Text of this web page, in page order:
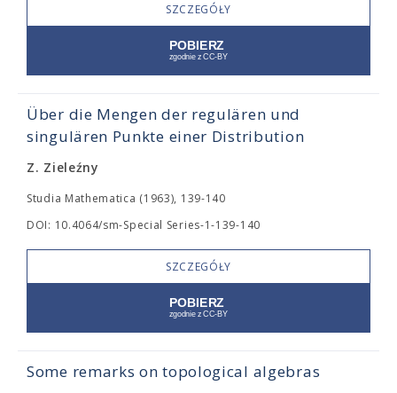
SZCZEGÓŁY
Über die Mengen der regulären und
singulären Punkte einer Distribution
Z. Zieleźny
Studia Mathematica (1963), 139-140
DOI: 10.4064/sm-Special Series-1-139-140
SZCZEGÓŁY
Some remarks on topological algebras